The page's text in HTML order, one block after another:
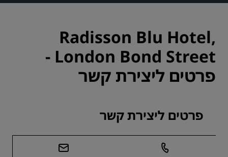
Radisson Blu Hotel,
London Bond Street -
פרטים ליצירת קשר
פרטים ליצירת קשר